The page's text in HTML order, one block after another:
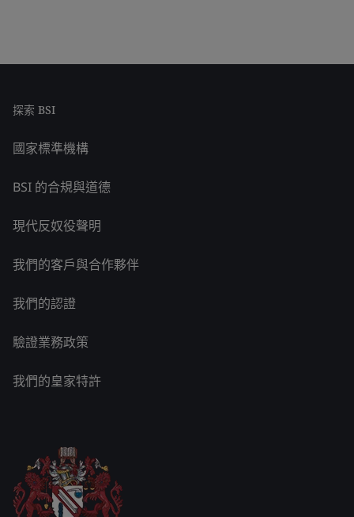
探索 BSI
國家標準機構
BSI 的合規與道德
現代反奴役聲明
我們的客戶與合作夥伴
我們的認證
驗證業務政策
我們的皇家特許